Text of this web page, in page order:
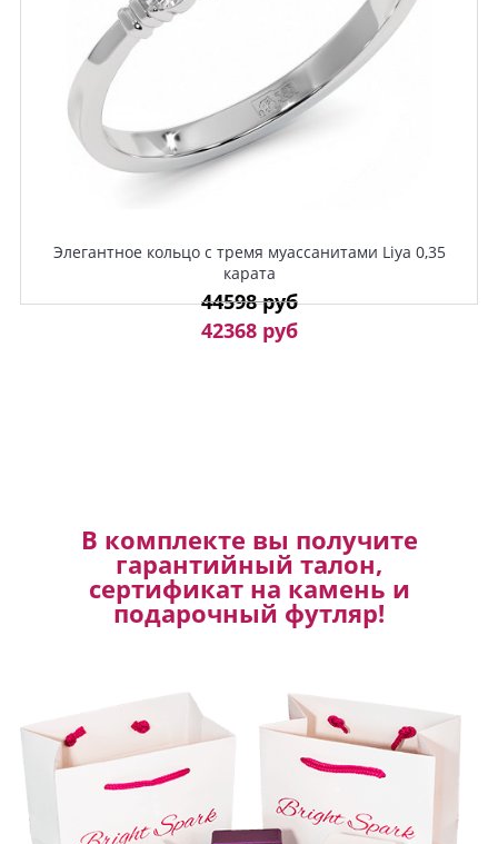
Элегантное кольцо с тремя муассанитами Liya 0,35
карата
44598 руб
42368 руб
В комплекте вы получите
гарантийный талон,
сертификат на камень и
подарочный футляр!